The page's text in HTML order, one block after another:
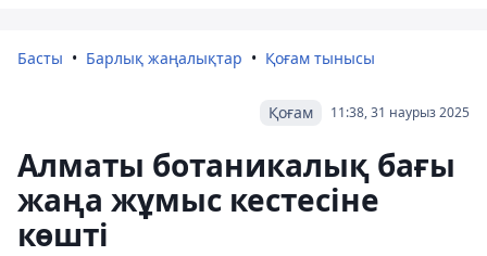
Басты Барлық жаңалықтар Қоғам тынысы
11:38, 31 наурыз 2025
Қоғам
Алматы ботаникалық бағы
жаңа жұмыс кестесіне
көшті